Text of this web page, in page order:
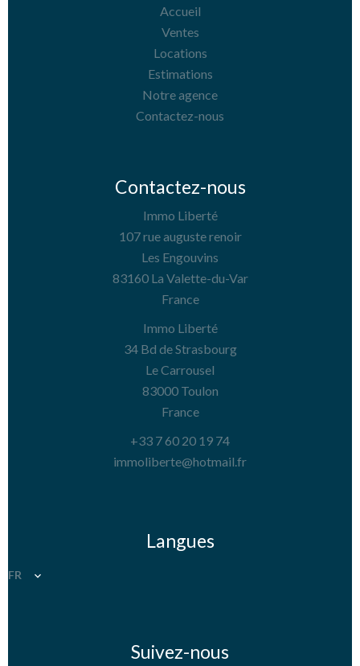
Accueil
Ventes
Locations
Estimations
Notre agence
Contactez-nous
Contactez-nous
Immo Liberté
107 rue auguste renoir
Les Engouvins
83160La Valette-du-Var
France
Immo Liberté
34 Bd de Strasbourg
Le Carrousel
83000Toulon
France
+33 7 60 20 19 74
immoliberte@hotmail.fr
Langues
FR
Suivez-nous